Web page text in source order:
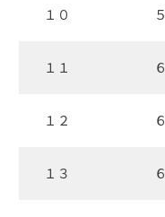
１０
１１
１２
１３